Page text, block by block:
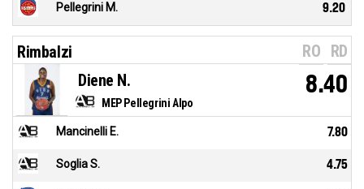
Pellegrini M. 9.20
Rimbalzi RO RD
MEP Pellegrini Alpo
Diene N. 8.40
Mancinelli E. 7.80
Soglia S. 4.75